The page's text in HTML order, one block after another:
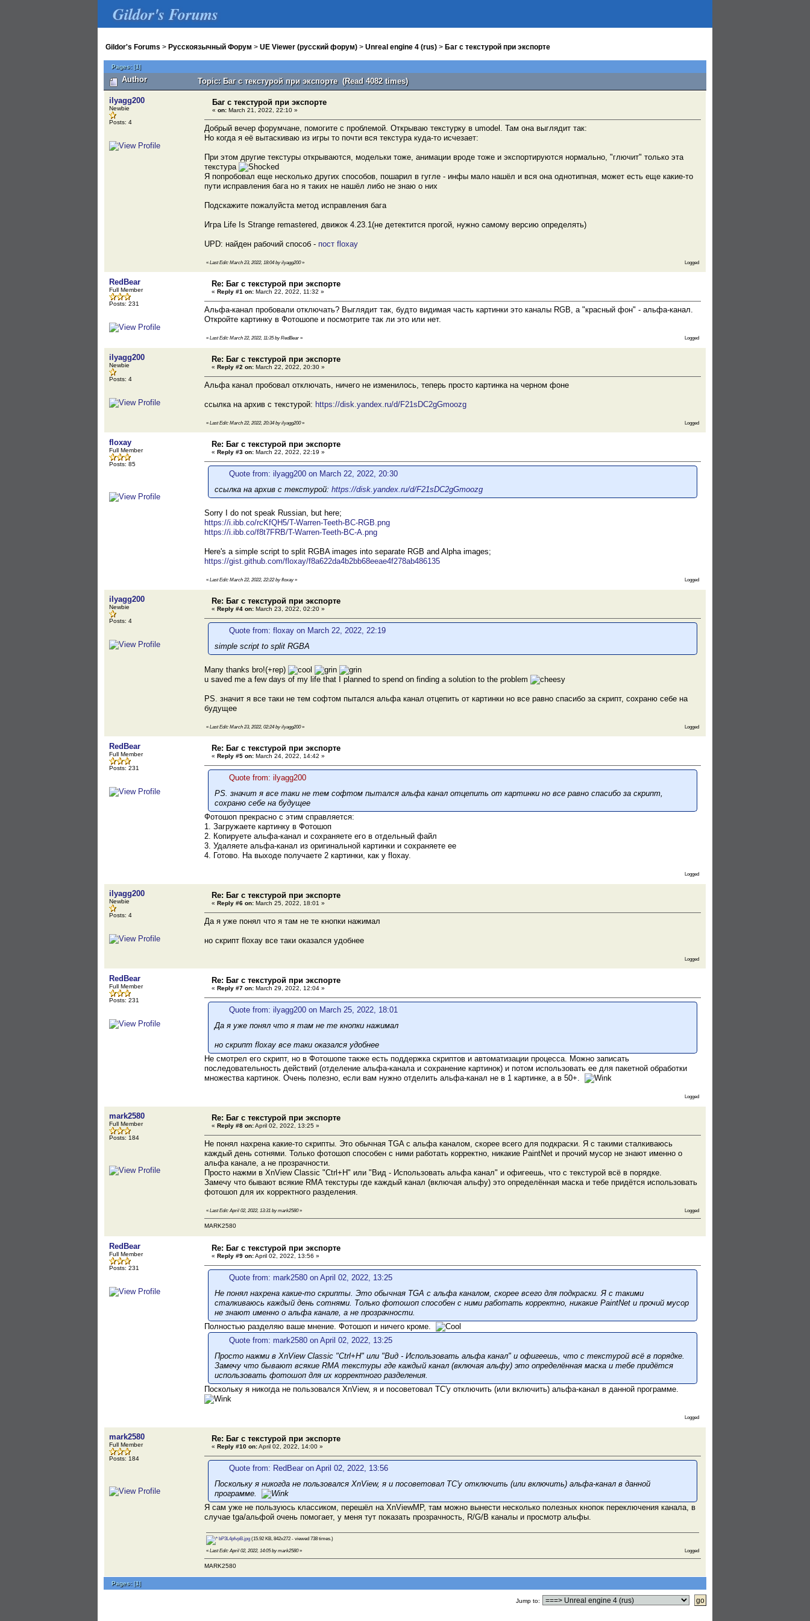
Gildor's Forums
Gildor's Forums > Русскоязычный Форум > UE Viewer (русский форум) > Unreal engine 4 (rus) > Баг с текстурой при экспорте
Pages:[1]
Author Topic: Баг с текстурой при экспорте (Read 4082 times)
ilyagg200
Newbie
Posts: 4
Баг с текстурой при экспорте
« on: March 21, 2022, 22:10 »
Добрый вечер форумчане, помогите с проблемой. Открываю текстурку в umodel. Там она выглядит так:
Но когда я её вытаскиваю из игры то почти вся текстура куда-то исчезает:
При этом другие текстуры открываются, модельки тоже, анимации вроде тоже и экспортируются нормально, "глючит" только эта
текстура
Я попробовал еще несколько других способов, пошарил в гугле - инфы мало нашёл и вся она однотипная, может есть еще какие-то
пути исправления бага но я таких не нашёл либо не знаю о них
Подскажите пожалуйста метод исправления бага
Игра Life Is Strange remastered, движок 4.23.1(не детектится прогой, нужно самому версию определять)
UPD: найден рабочий способ - пост floxay
« Last Edit: March 23, 2022, 18:04 by ilyagg200» Logged
RedBear
Full Member
Posts: 231
Re: Баг с текстурой при экспорте
« Reply #1 on: March 22, 2022, 11:32 »
Альфа-канал пробовали отключать? Выглядит так, будто видимая часть картинки это каналы RGB, а "красный фон" - альфа-канал.
Откройте картинку в Фотошопе и посмотрите так ли это или нет.
« Last Edit: March 22, 2022, 11:35 by RedBear » Logged
ilyagg200
Newbie
Posts: 4
Re: Баг с текстурой при экспорте
« Reply #2 on: March 22, 2022, 20:30 »
Альфа канал пробовал отключать, ничего не изменилось, теперь просто картинка на черном фоне
ссылка на архив с текстурой: https://disk.yandex.ru/d/F21sDC2gGmoozg
« Last Edit: March 22, 2022, 20:34 by ilyagg200» Logged
floxay
Full Member
Posts: 85
Re: Баг с текстурой при экспорте
« Reply #3 on: March 22, 2022, 22:19 »
Quote from: ilyagg200 on March 22, 2022, 20:30
ссылка на архив с текстурой: https://disk.yandex.ru/d/F21sDC2gGmoozg
Sorry I do not speak Russian, but here;
https://i.ibb.co/rcKfQH5/T-Warren-Teeth-BC-RGB.png
https://i.ibb.co/f8t7FRB/T-Warren-Teeth-BC-A.png
Here's a simple script to split RGBA images into separate RGB and Alpha images;
https://gist.github.com/floxay/f8a622da4b2bb68eeae4f278ab486135
« Last Edit: March 22, 2022, 22:22 by floxay» Logged
ilyagg200
Newbie
Posts: 4
Re: Баг с текстурой при экспорте
« Reply #4 on: March 23, 2022, 02:20 »
Quote from: floxay on March 22, 2022, 22:19
simple script to split RGBA
Many thanks bro!(+rep)
u saved me a few days of my life that I planned to spend on finding a solution to the problem
PS. значит я все таки не тем софтом пытался альфа канал отцепить от картинки но все равно спасибо за скрипт, сохраню себе на
будущее
« Last Edit: March 23, 2022, 02:24 by ilyagg200» Logged
RedBear
Full Member
Posts: 231
Re: Баг с текстурой при экспорте
« Reply #5 on: March 24, 2022, 14:42 »
Quote from: ilyagg200
PS. значит я все таки не тем софтом пытался альфа канал отцепить от картинки но все равно спасибо за скрипт,
сохраню себе на будущее
Фотошоп прекрасно с этим справляется:
1. Загружаете картинку в Фотошоп
2. Копируете альфа-канал и сохраняете его в отдельный файл
3. Удаляете альфа-канал из оригинальной картинки и сохраняете ее
4. Готово. На выходе получаете 2 картинки, как у floxay.
Logged
ilyagg200
Newbie
Posts: 4
Re: Баг с текстурой при экспорте
« Reply #6 on: March 25, 2022, 18:01 »
Да я уже понял что я там не те кнопки нажимал
но скрипт floxay все таки оказался удобнее
Logged
RedBear
Full Member
Posts: 231
Re: Баг с текстурой при экспорте
« Reply #7 on: March 29, 2022, 12:04 »
Quote from: ilyagg200 on March 25, 2022, 18:01
Да я уже понял что я там не те кнопки нажимал
но скрипт floxay все таки оказался удобнее
Не смотрел его скрипт, но в Фотошопе также есть поддержка скриптов и автоматизации процесса. Можно записать
последовательность действий (отделение альфа-канала и сохранение картинок) и потом использовать ее для пакетной обработки
множества картинок. Очень полезно, если вам нужно отделить альфа-канал не в 1 картинке, а в 50+.
Logged
mark2580
Full Member
Posts: 184
Re: Баг с текстурой при экспорте
« Reply #8 on:April 02, 2022, 13:25 »
Не понял нахрена какие-то скрипты. Это обычная TGA с альфа каналом, скорее всего для подкраски. Я с такими сталкиваюсь
каждый день сотнями. Только фотошоп способен с ними работать корректно, никакие PaintNet и прочий мусор не знают именно о
альфа канале, а не прозрачности.
Просто нажми в XnView Classic "Ctrl+H" или "Вид - Использовать альфа канал" и офигеешь, что с текстурой всё в порядке.
Замечу что бывают всякие RMA текстуры где каждый канал (включая альфу) это определённая маска и тебе придётся использовать
фотошоп для их корректного разделения.
« Last Edit: April 02, 2022, 13:31 by mark2580» Logged
MARK2580
RedBear
Full Member
Posts: 231
Re: Баг с текстурой при экспорте
« Reply #9 on:April 02, 2022, 13:56 »
Quote from: mark2580 on April 02, 2022, 13:25
Не понял нахрена какие-то скрипты. Это обычная TGA с альфа каналом, скорее всего для подкраски. Я с такими
сталкиваюсь каждый день сотнями. Только фотошоп способен с ними работать корректно, никакие PaintNet и прочий мусор
не знают именно о альфа канале, а не прозрачности.
Полностью разделяю ваше мнение. Фотошоп и ничего кроме.
Quote from: mark2580 on April 02, 2022, 13:25
Просто нажми в XnView Classic "Ctrl+H" или "Вид - Использовать альфа канал" и офигеешь, что с текстурой всё в порядке.
Замечу что бывают всякие RMA текстуры где каждый канал (включая альфу) это определённая маска и тебе придётся
использовать фотошоп для их корректного разделения.
Поскольку я никогда не пользовался XnView, я и посоветовал ТС'у отключить (или включить) альфа-канал в данной программе.
Logged
mark2580
Full Member
Posts: 184
Re: Баг с текстурой при экспорте
« Reply #10 on:April 02, 2022, 14:00 »
Quote from: RedBear on April 02, 2022, 13:56
Поскольку я никогда не пользовался XnView, я и посоветовал ТС'у отключить (или включить) альфа-канал в данной
программе.
Я сам уже не пользуюсь классиком, перешёл на XnViewMP, там можно вынести несколько полезных кнопок переключения канала, в
случае tga/альфой очень помогает, у меня тут показать прозрачность, R/G/B каналы и просмотр альфы.
bP3L4pfvpB.jpg (15.92 KB, 842x272 - viewed 738 times.)
« Last Edit: April 02, 2022, 14:05 by mark2580» Logged
MARK2580
Pages:[1]
Jump to: